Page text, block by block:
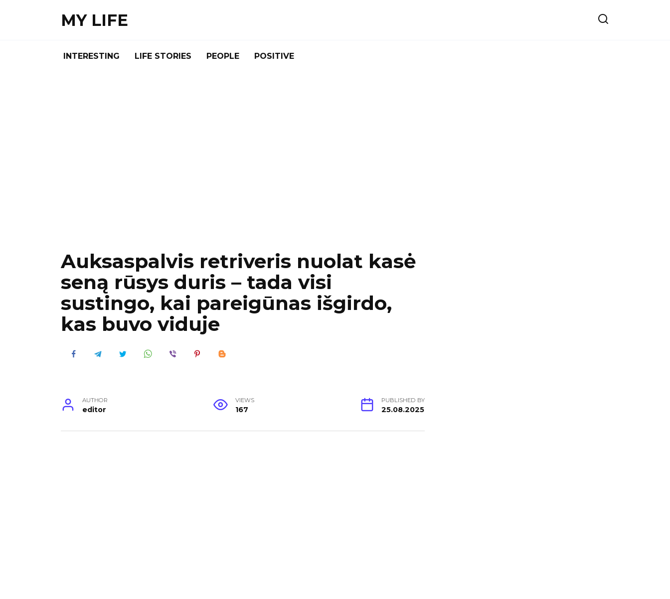
MY LIFE
INTERESTING LIFE STORIES PEOPLE POSITIVE
Auksaspalvis retriveris nuolat kasė
seną rūsys duris – tada visi
sustingo, kai pareigūnas išgirdo,
kas buvo viduje
AUTHOR
editor
VIEWS
167
PUBLISHED BY
25.08.2025